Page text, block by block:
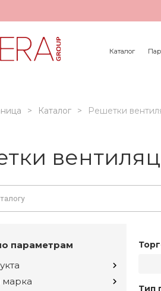
Каталог
Каталог Решетки
параметрам
марка
Тип